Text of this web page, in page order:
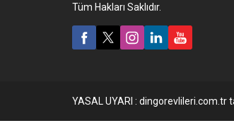
Tüm Hakları Saklıdır.
YASAL UYARI : dingorevlileri.com.tr